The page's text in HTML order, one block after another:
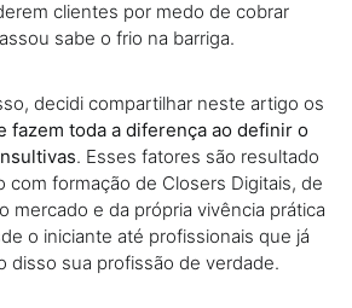
clientes por medo de cobrar
sabe o frio na barriga.
decidi compartilhar neste artigo os
fazem toda a diferença ao definir o
. Esses fatores são resultado
com formação de Closers Digitais, de
mercado e da própria vivência prática
o iniciante até profissionais que já
disso sua profissão de verdade.